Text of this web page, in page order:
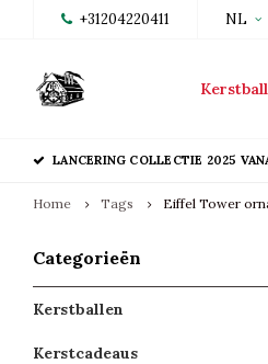
+31204220411 NL
LANCERING COLLECTIE 2025
Home Tags Eiffel Tower
Categorieën
Kerstballen
Kerstcadeaus